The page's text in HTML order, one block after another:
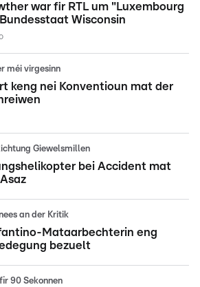
war fir RTL um "Luxembourg
Wisconsin
méi virgesinn
keng nei Konventioun mat der
Giewelsmillen
bei Accident mat
an der Kritik
Mataarbechterin eng
bezuelt
90 Sekonnen